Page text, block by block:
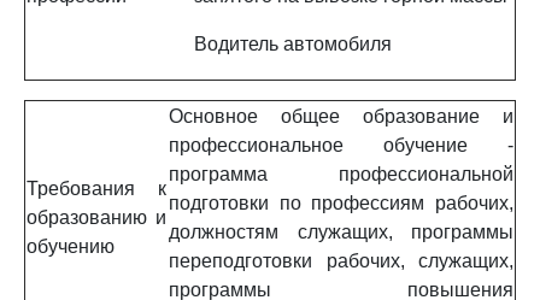
Водитель автомобиля
Требования к
образованию и
обучению
Основное общее образование и
профессиональное обучение -
программа профессиональной
подготовки по профессиям рабочих,
должностям служащих, программы
переподготовки рабочих, служащих,
программы повышения